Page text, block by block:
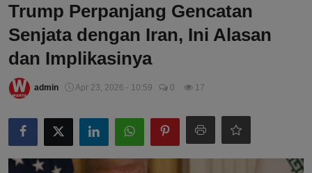
Trump Perpanjang Gencatan
Senjata dengan Iran, Ini Alasan
dan Implikasinya
admin Apr 23, 2026 - 10:59 0 17